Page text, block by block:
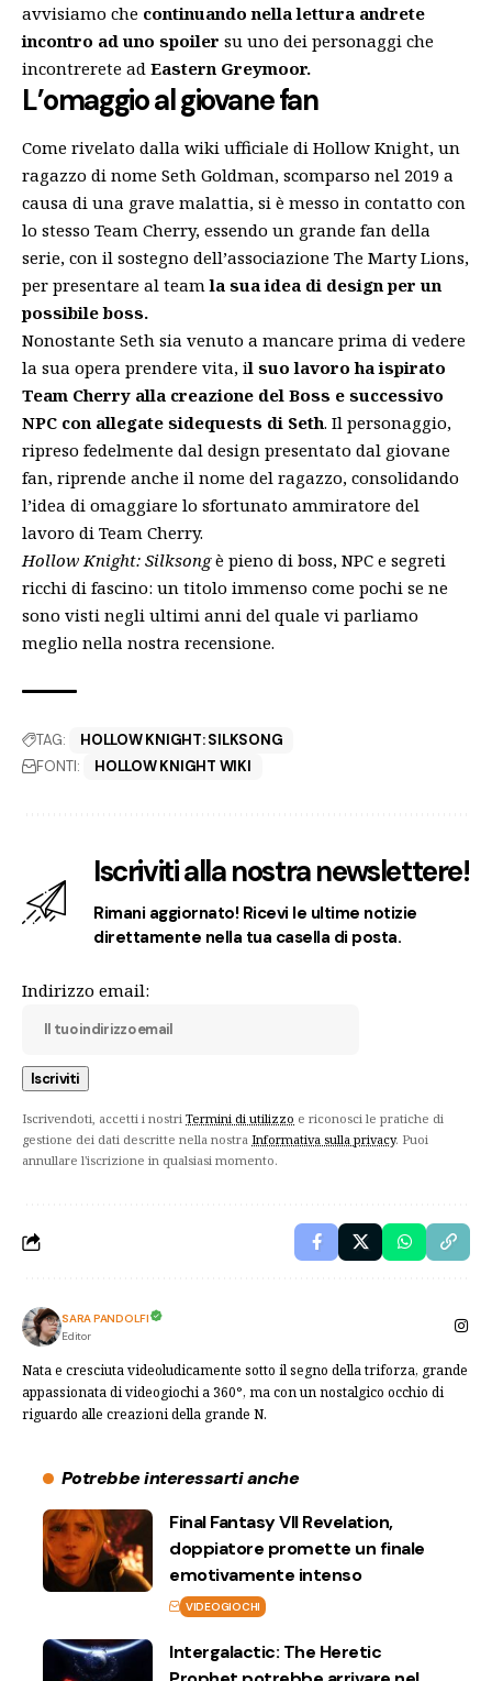
avvisiamo che continuando nella lettura andrete
incontro ad uno spoiler su uno dei personaggi che
incontrerete ad Eastern Greymoor.
L’omaggio al giovane fan
Come rivelato dalla wiki ufficiale di Hollow Knight, un
ragazzo di nome Seth Goldman, scomparso nel 2019 a
causa di una grave malattia, si è messo in contatto con
lo stesso Team Cherry, essendo un grande fan della
serie, con il sostegno dell’associazione The Marty Lions,
per presentare al teamla sua idea di design per un
possibile boss.
Nonostante Seth sia venuto a mancare prima di vedere
la sua opera prendere vita, il suo lavoro ha ispirato
Team Cherry alla creazione del Boss e successivo
NPC con allegate sidequests di Seth. Il personaggio,
ripreso fedelmente dal design presentato dal giovane
fan, riprende anche il nome del ragazzo, consolidando
l’idea di omaggiare lo sfortunato ammiratore del
lavoro di Team Cherry.
Hollow Knight: Silksongè pieno di boss, NPC e segreti
ricchi di fascino: un titolo immenso come pochi se ne
sono visti negli ultimi anni del quale vi parliamo
meglio nella nostra recensione.
TAG:
HOLLOW KNIGHT: SILKSONG
FONTI:
HOLLOW KNIGHT WIKI
Iscriviti alla nostra newslettere!
Rimani aggiornato! Ricevi le ultime notizie
direttamente nella tua casella di posta.
Indirizzo email:
Iscrivendoti, accetti i nostri Termini di utilizzo e riconosci le pratiche di
gestione dei dati descritte nella nostra Informativa sulla privacy. Puoi
annullare l'iscrizione in qualsiasi momento.
SARA PANDOLFI
Editor
Nata e cresciuta videoludicamente sotto il segno della triforza, grande
appassionata di videogiochi a 360°, ma con un nostalgico occhio di
riguardo alle creazioni della grande N.
Potrebbe interessarti anche
Final Fantasy VII Revelation,
doppiatore promette un finale
emotivamente intenso
VIDEOGIOCHI
Intergalactic: The Heretic